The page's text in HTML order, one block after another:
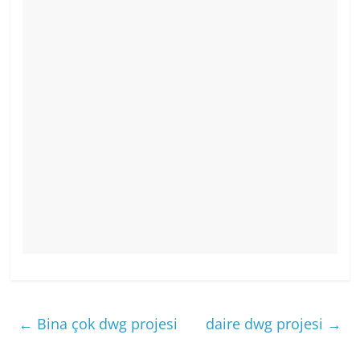
← Bina çok dwg projesi daire dwg projesi →